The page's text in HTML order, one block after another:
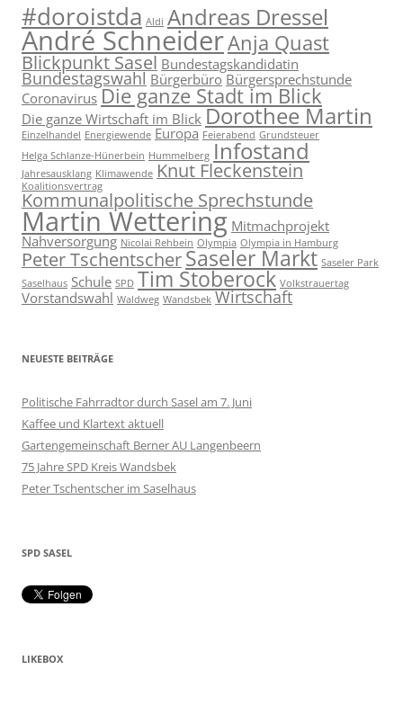
#doroistda Aldi Andreas Dressel
André SchneiderAnja Quast
Blickpunkt Sasel Bundestagskandidatin
Bundestagswahl Bürgerbüro Bürgersprechstunde
Coronavirus Die ganze Stadt im Blick
Die ganze Wirtschaft im Blick Dorothee Martin
Einzelhandel Energiewende Europa Feierabend Grundsteuer
Helga Schlanze-Hünerbein Hummelberg Infostand
Jahresausklang Klimawende Knut Fleckenstein
Koalitionsvertrag
Kommunalpolitische Sprechstunde
Martin Wettering Mitmachprojekt
Nahversorgung Nicolai Rehbein Olympia Olympia in Hamburg
Peter TschentscherSaseler Markt Saseler Park
Saselhaus Schule SPD Tim Stoberock Volkstrauertag
Vorstandswahl Waldweg Wandsbek Wirtschaft
NEUESTE BEITRÄGE
Politische Fahrradtor durch Sasel am 7. Juni
Kaffee und Klartext aktuell
Gartengemeinschaft Berner AU Langenbeern
75 Jahre SPD Kreis Wandsbek
Peter Tschentscher im Saselhaus
SPD SASEL
LIKEBOX